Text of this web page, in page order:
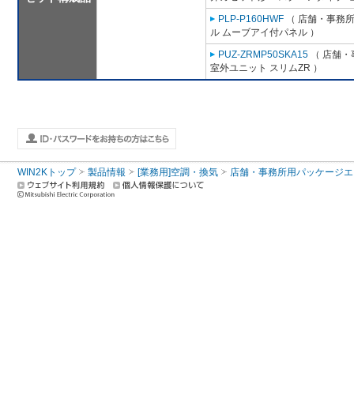
PLP-P160HWF （ 店舗・事務
ル ムーブアイ付パネル ）
PUZ-ZRMP50SKA15 （ 店舗
室外ユニット スリムZR ）
WIN2Kトップ 製品情報 [業務用]空調・換気 店舗・事務所用パッケージ